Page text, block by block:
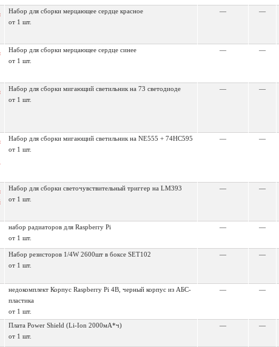
Набор для сборки мерцающее сердце красное
от 1 шт.
— —
Набор для сборки мерцающее сердце синее
от 1 шт.
— —
Набор для сборки мигающий светильник на 73 светодиоде
от 1 шт.
— —
Набор для сборки мигающий светильник на NE555 + 74HC595
от 1 шт.
— —
Набор для сборки светочувствительный триггер на LM393
от 1 шт.
— —
набор радиаторов для Raspberry Pi
от 1 шт.
— —
Набор резисторов 1/4W 2600шт в боксе SET102
от 1 шт.
— —
недокомплект Корпус Raspberry Pi 4B, черный корпус из АБС-
пластика
от 1 шт.
— —
Плата Power Shield (Li-Ion 2000мА*ч)
от 1 шт.
— —